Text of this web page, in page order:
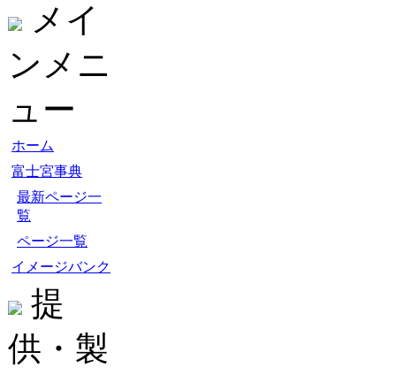
メイ
ンメニ
ュー
ホーム
富士宮事典
最新ページ一
覧
ページ一覧
イメージバンク
提
供・製